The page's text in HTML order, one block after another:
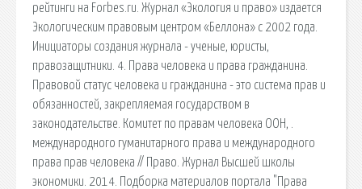
рейтинги на Forbes.ru. Журнал «Экология и право» издается
Экологическим правовым центром «Беллона» с 2002 года.
Инициаторы создания журнала - ученые, юристы,
правозащитники. 4. Права человека и права гражданина.
Правовой статус человека и гражданина - это система прав и
обязанностей, закрепляемая государством в
законодательстве. Комитет по правам человека ООН, .
международного гуманитарного права и международного
права прав человека // Право. Журнал Высшей школы
экономики. 2014. Подборка материалов портала "Права